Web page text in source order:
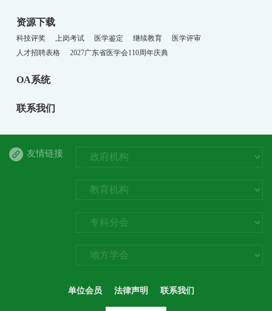
资源下载
科技评奖 上岗考试 医学鉴定 继续教育
医学评审
人才招聘表格
2027广东省医学会110周年庆典
OA系统
联系我们
友情链接
单位会员 法律声明 联系我们